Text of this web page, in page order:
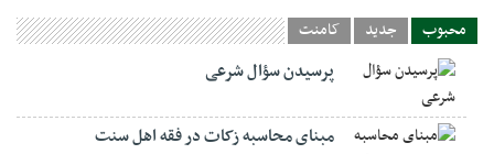
محبوب جدید کامنت
پرسیدن سؤال شرعی
مبنای محاسبه زکات در فقه اهل سنت